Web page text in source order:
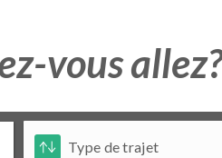
vous allez?